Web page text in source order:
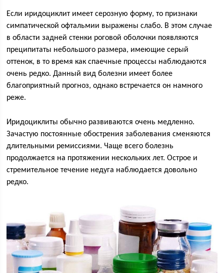
Если иридоциклит имеет серозную форму, то признаки
симпатической офтальмии выражены слабо. В этом случае
в области задней стенки роговой оболочки появляются
преципитаты небольшого размера, имеющие серый
оттенок, в то время как спаечные процессы наблюдаются
очень редко. Данный вид болезни имеет более
благоприятный прогноз, однако встречается он намного
реже.
Иридоциклиты обычно развиваются очень медленно.
Зачастую постоянные обострения заболевания сменяются
длительными ремиссиями. Чаще всего болезнь
продолжается на протяжении нескольких лет. Острое и
стремительное течение недуга наблюдается довольно
редко.